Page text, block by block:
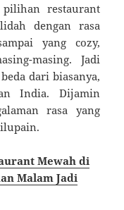
restaurant
dengan rasa
yang cozy,
masing. Jadi
dari biasanya,
India. Dijamin
rasa yang
Mewah di
Malam Jadi